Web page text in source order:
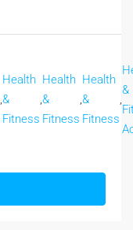
,
Health
&
Fitness
,
Health
&
Fitness
,
Health
&
Fitness
,
&